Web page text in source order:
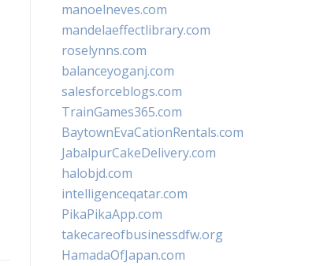
manoelneves.com
mandelaeffectlibrary.com
roselynns.com
balanceyoganj.com
salesforceblogs.com
TrainGames365.com
BaytownEvaCationRentals.com
JabalpurCakeDelivery.com
halobjd.com
intelligenceqatar.com
PikaPikaApp.com
takecareofbusinessdfw.org
HamadaOfJapan.com